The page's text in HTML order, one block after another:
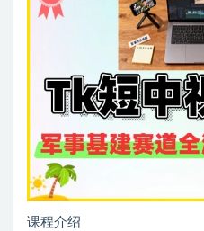
课程介绍